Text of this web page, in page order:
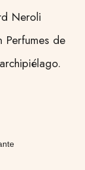
Neroli
Perfumes de